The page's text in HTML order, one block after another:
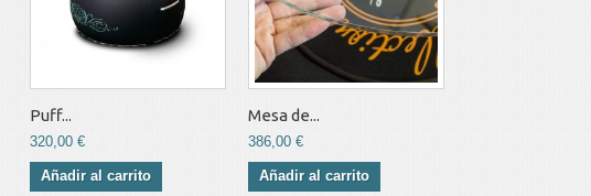
Puff...
320,00 €
Añadir al carrito
Mesa de...
386,00 €
Añadir al carrito